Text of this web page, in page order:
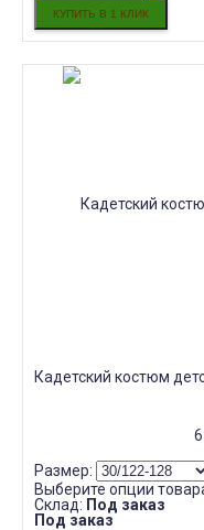
Кадетский костюм
Размер:
Выберите опции
Склад: Под заказ
Под заказ